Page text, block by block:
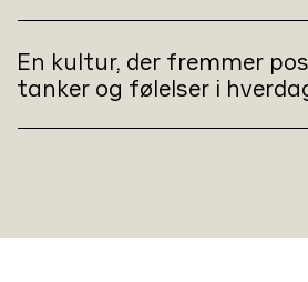
En kultur, der fremmer
tanker og følelser i